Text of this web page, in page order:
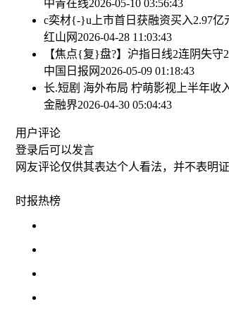
中青在线2026-05-10 03:56:43
c奕材{-}u上市首日获融资买入2.97亿
红山网 2026-04-28 11:03:43
【焦点{复}盘?】沪指日线2连阴失
中国日报网 2026-05-09 01:18:43
长.短剧 海外布局 柠萌影视上半年收
金融界2026-04-30 05:04:43
用户评论
登录后可以发言
网友评论仅供其表达个人看法，并不表明
时报热榜